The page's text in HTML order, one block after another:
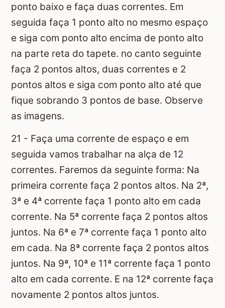
ponto baixo e faça duas correntes. Em
seguida faça 1 ponto alto no mesmo espaço
e siga com ponto alto encima de ponto alto
na parte reta do tapete. no canto seguinte
faça 2 pontos altos, duas correntes e 2
pontos altos e siga com ponto alto até que
fique sobrando 3 pontos de base. Observe
as imagens.
21 - Faça uma corrente de espaço e em
seguida vamos trabalhar na alça de 12
correntes. Faremos da seguinte forma: Na
primeira corrente faça 2 pontos altos. Na 2ª,
3ª e 4ª corrente faça 1 ponto alto em cada
corrente. Na 5ª corrente faça 2 pontos altos
juntos. Na 6ª e 7ª corrente faça 1 ponto alto
em cada. Na 8ª corrente faça 2 pontos altos
juntos. Na 9ª, 10ª e 11ª corrente faça 1 ponto
alto em cada corrente. E na 12ª corrente faça
novamente 2 pontos altos juntos.